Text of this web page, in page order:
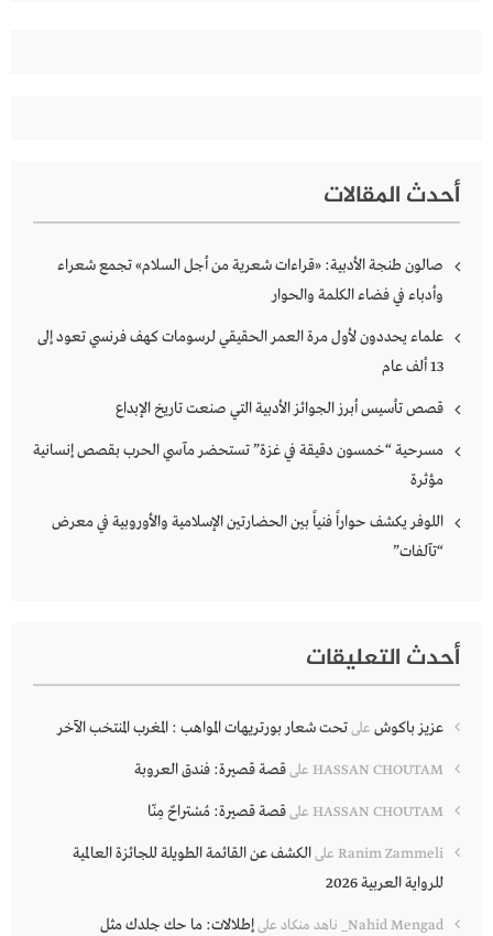
أحدث المقالات
صالون طنجة الأدبية: «قراءات شعرية من أجل السلام» تجمع شعراء
وأدباء في فضاء الكلمة والحوار
علماء يحددون لأول مرة العمر الحقيقي لرسومات كهف فرنسي تعود إلى
13 ألف عام
قصص تأسيس أبرز الجوائز الأدبية التي صنعت تاريخ الإبداع
مسرحية “خمسون دقيقة في غزة” تستحضر مآسي الحرب بقصص إنسانية
مؤثرة
اللوفر يكشف حواراً فنياً بين الحضارتين الإسلامية والأوروبية في معرض
“تآلفات”
أحدث التعليقات
عزيز باكوش علىتحت شعار بورتريهات المواهب : المغرب المنتخب الآخر
HASSAN CHOUTAM علىقصة قصيرة: فندق العروبة
HASSAN CHOUTAM علىقصة قصيرة: مُسْتراحٌ مِنّا
Ranim Zammeli علىالكشف عن القائمة الطويلة للجائزة العالمية
للرواية العربية 2026
Nahid Mengad_ ناهد منكاد علىإطلالات: ما حك جلدك مثل